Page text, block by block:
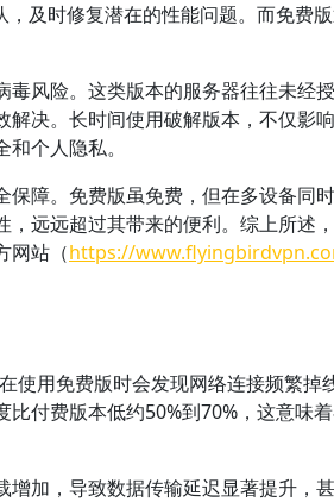
及时修复潜在的性能问题。而免费
风险。这类版本的服务器往往未经
决。长时间使用破解版本，不仅影响
个人隐私。
障。免费版虽免费，但在多设备同
远远超过其带来的便利。综上所述
网站（https://
使用免费版时会发现网络连接频繁掉
付费版本低约50%到70%，这意味
加，导致数据传输延迟显著提升，